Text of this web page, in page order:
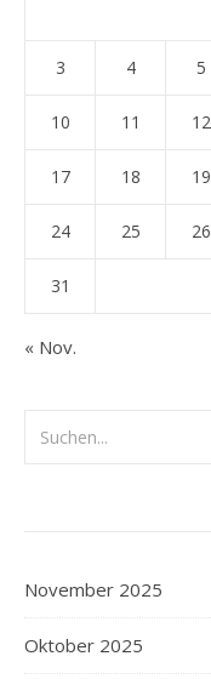
3 4 5
10 11 12
17 18 19
24 25 26
31
« Nov.
November 2025
Oktober 2025